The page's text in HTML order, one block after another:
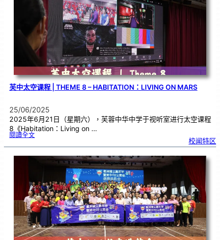
聚
力
开
始
芙中太空课程 | THEME 8 – HABITATION：LIVING ON MARS
25/06/2025
2025年6月21日（星期六），芙蓉中华中学于视听室进行太空课程
8《Habitation：Living on …
閱讀全文:芙
空
程
|
–H
a
b
it
a
t
io
n：
L
iv
in
校闻特区